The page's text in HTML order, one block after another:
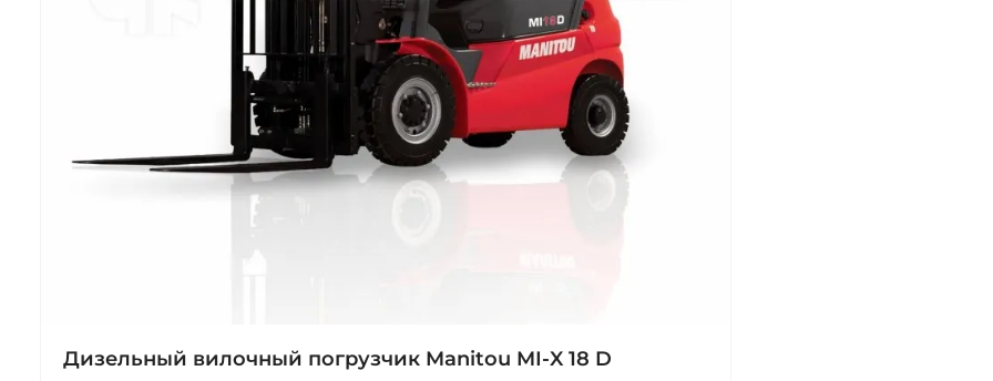
Дизельный вилочный погрузчик Manitou MI‑X 18 D